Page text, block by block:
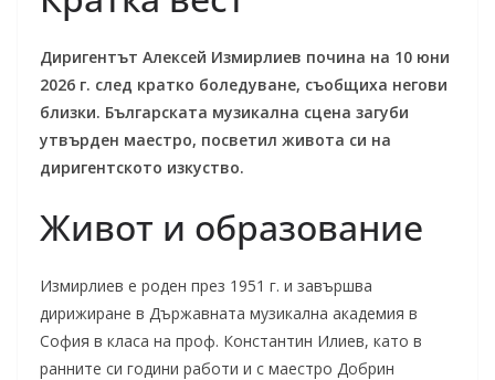
Диригентът Алексей Измирлиев почина на 10 юни
2026 г. след кратко боледуване, съобщиха негови
близки. Българската музикална сцена загуби
утвърден маестро, посветил живота си на
диригентското изкуство.
Живот и образование
Измирлиев е роден през 1951 г. и завършва
дирижиране в Държавната музикална академия в
София в класа на проф. Константин Илиев, като в
ранните си години работи и с маестро Добрин